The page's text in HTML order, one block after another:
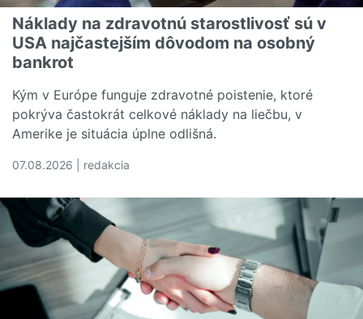
Náklady na zdravotnú starostlivosť sú v
USA najčastejším dôvodom na osobný
bankrot
Kým v Európe funguje zdravotné poistenie, ktoré
pokrýva častokrát celkové náklady na liečbu, v
Amerike je situácia úplne odlišná.
07.08.2026 | redakcia